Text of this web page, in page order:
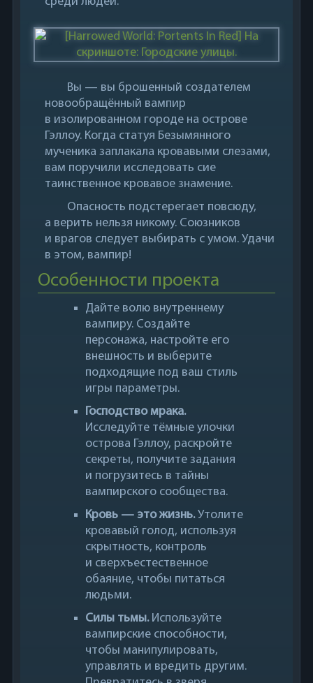
Вы — вы брошенный создателем
новообращённый вампир
в изолированном городе на острове
Гэллоу. Когда статуя Безымянного
мученика заплакала кровавыми слезами,
вам поручили исследовать сие
таинственное кровавое знамение.
Опасность подстерегает повсюду,
а верить нельзя никому. Союзников
и врагов следует выбирать с умом. Удачи
в этом, вампир!
Особенности проекта
Дайте волю внутреннему
вампиру. Создайте
персонажа, настройте его
внешность и выберите
подходящие под ваш стиль
игры параметры.
Господство мрака.
Исследуйте тёмные улочки
острова Гэллоу, раскройте
секреты, получите задания
и погрузитесь в тайны
вампирского сообщества.
Кровь — это жизнь.Утолите
кровавый голод, используя
скрытность, контроль
и сверхъестественное
обаяние, чтобы питаться
людьми.
Силы тьмы.Используйте
вампирские способности,
чтобы манипулировать,
управлять и вредить другим.